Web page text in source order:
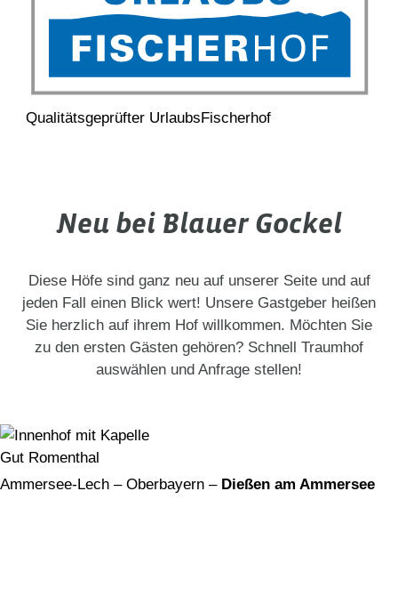
Qualitätsgeprüfter UrlaubsFischerhof
Neu bei Blauer Gockel
Diese Höfe sind ganz neu auf unserer Seite und auf
jeden Fall einen Blick wert! Unsere Gastgeber heißen
Sie herzlich auf ihrem Hof willkommen. Möchten Sie
zu den ersten Gästen gehören? Schnell Traumhof
auswählen und Anfrage stellen!
Gut Romenthal
Ammersee-Lech – Oberbayern – Dießen am Ammersee